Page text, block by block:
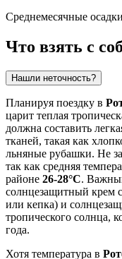
Среднемесячные осадки
Что взять с
Нашли неточность?
Планируя поездку в
царит теплая
должна составить
тканей, такая как
льняные рубашки. Не
так как средняя
районе 26-28°C.
солнцезащитный крем
или кепка) и
тропического солнца,
года.
Хотя температура в